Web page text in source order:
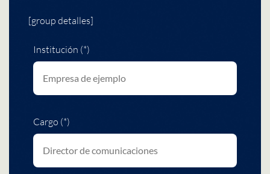
[group detalles]
Institución (*)
Cargo (*)